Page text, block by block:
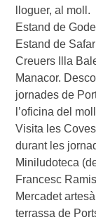
lloguer, al moll.
Estand de
Estand de
Creuers Illa
Manacor.
jornades de
l’oficina del
Visita les
durant les
Miniludoteca
Francesc
Mercadet
terrassa de